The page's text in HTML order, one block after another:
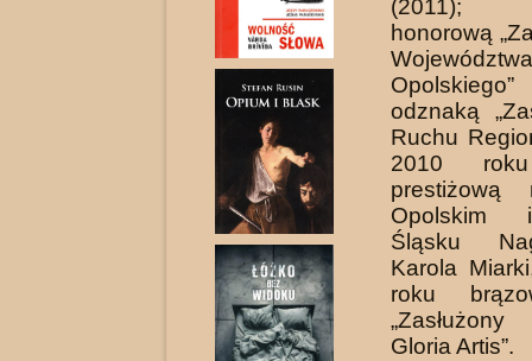
(2011);
honorową
Województwa
odznaką
Ruchu
2010 roku
prestiżową
Opolskim
Śląsku
Karola
roku
Gloria Artis”.